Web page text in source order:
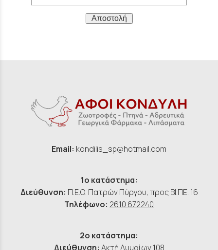
Αποστολή
Email: kondilis_sp@hotmail.com
1ο κατάστημα:
Διεύθυνση: Π.Ε.Ο. Πατρών Πύργου, προς ΒΙ.ΠΕ. 16
Τηλέφωνο: 2610 672240
2ο κατάστημα:
Διεύθυνση: Ακτή Δυμαίων 108